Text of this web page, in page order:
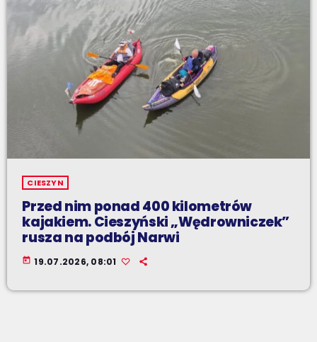
CIESZYN
Przed nim ponad 400 kilometrów
kajakiem. Cieszyński „Wędrowniczek”
rusza na podbój Narwi
today 19.07.2026, 08:01